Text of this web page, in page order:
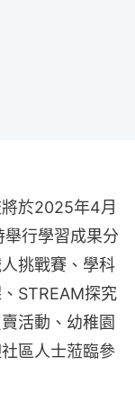
於2025年4月
行學習成果分
挑戰賽、學科
STREAM探究
活動、幼稚園
區人士蒞臨參